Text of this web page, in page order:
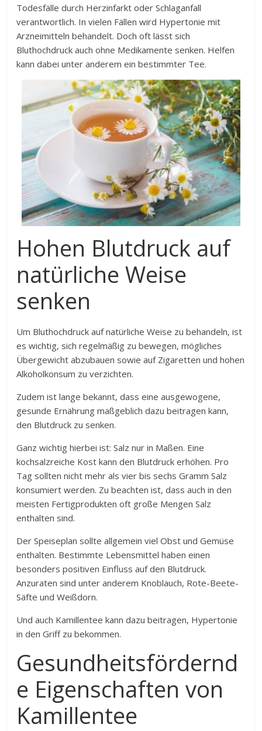
Todesfälle durch Herzinfarkt oder Schlaganfall
verantwortlich. In vielen Fällen wird Hypertonie mit
Arzneimitteln behandelt. Doch oft lässt sich
Bluthochdruck auch ohne Medikamente senken. Helfen
kann dabei unter anderem ein bestimmter Tee.
Hohen Blutdruck auf
natürliche Weise
senken
Um Bluthochdruck auf natürliche Weise zu behandeln, ist
es wichtig, sich regelmäßig zu bewegen, mögliches
Übergewicht abzubauen sowie auf Zigaretten und hohen
Alkoholkonsum zu verzichten.
Zudem ist lange bekannt, dass eine ausgewogene,
gesunde Ernährung maßgeblich dazu beitragen kann,
den Blutdruck zu senken.
Ganz wichtig hierbei ist: Salz nur in Maßen. Eine
kochsalzreiche Kost kann den Blutdruck erhöhen. Pro
Tag sollten nicht mehr als vier bis sechs Gramm Salz
konsumiert werden. Zu beachten ist, dass auch in den
meisten Fertigprodukten oft große Mengen Salz
enthalten sind.
Der Speiseplan sollte allgemein viel Obst und Gemüse
enthalten. Bestimmte Lebensmittel haben einen
besonders positiven Einfluss auf den Blutdruck.
Anzuraten sind unter anderem Knoblauch, Rote-Beete-
Säfte und Weißdorn.
Und auch Kamillentee kann dazu beitragen, Hypertonie
in den Griff zu bekommen.
Gesundheitsfördernd
e Eigenschaften von
Kamillentee